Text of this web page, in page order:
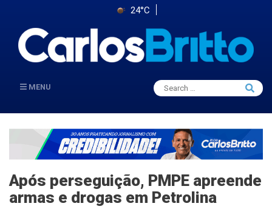
24°C
MENU
Search
for:
Search
Após perseguição, PMPE apreende
armas e drogas em Petrolina